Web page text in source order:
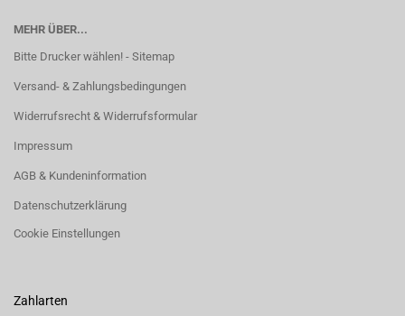
MEHR ÜBER...
Bitte Drucker wählen! - Sitemap
Versand- & Zahlungsbedingungen
Widerrufsrecht & Widerrufsformular
Impressum
AGB & Kundeninformation
Datenschutzerklärung
Cookie Einstellungen
Zahlarten